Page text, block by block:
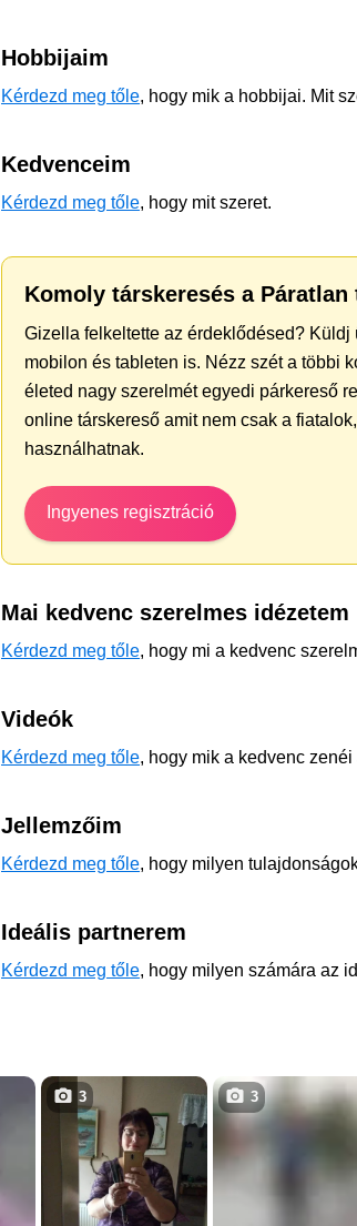
Hobbijaim
Kérdezd meg tőle, hogy mik a hobbijai. Mit
Kedvenceim
Kérdezd meg tőle, hogy mit szeret.
Komoly társkeresés a Páratlan
Gizella felkeltette az érdeklődésed?
mobilon és tableten is. Nézz szét a többi
életed nagy szerelmét egyedi párkereső
online társkereső amit nem csak a
használhatnak.
Ingyenes regisztráció
Mai kedvenc szerelmes idézetem
Kérdezd meg tőle, hogy mi a kedvenc
Videók
Kérdezd meg tőle, hogy mik a kedvenc zenéi
Jellemzőim
Kérdezd meg tőle, hogy milyen
Ideális partnerem
Kérdezd meg tőle, hogy milyen számára az
3 3